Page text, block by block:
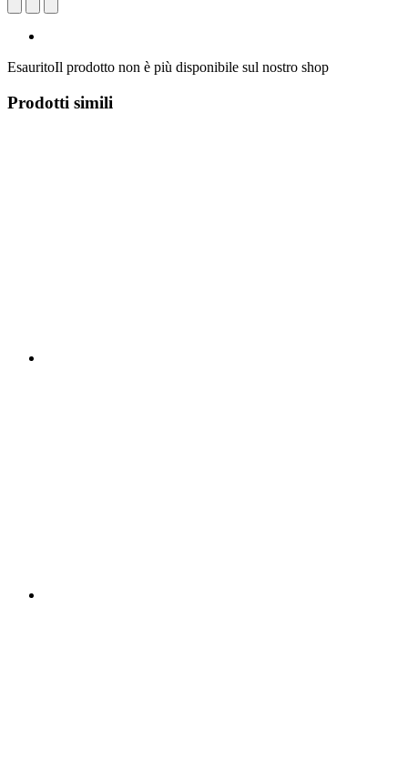
EsauritoIl prodotto non è più disponibile sul nostro shop
Prodotti simili